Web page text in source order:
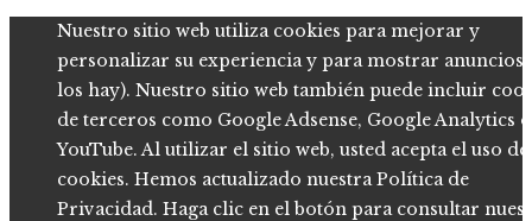
Nuestro sitio web utiliza cookies para mejorar y
personalizar su experiencia y para mostrar anuncios
los hay). Nuestro sitio web también puede incluir
de terceros como Google Adsense, Google Analytics o
YouTube. Al utilizar el sitio web, usted acepta el uso de
cookies. Hemos actualizado nuestra Política de
Privacidad. Haga clic en el botón para consultar